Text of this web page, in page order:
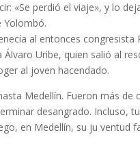
«Se perdió el viaje», y lo
Yolombó.
al entonces congresista
Uribe, quien salió al
al joven hacendado.
Medellín. Fueron más de
desangrado. Incluso,
en Medellín, su ju­ ventud